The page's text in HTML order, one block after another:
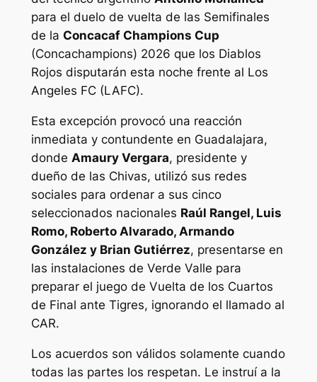
para el duelo de vuelta de las Semifinales
de la Concacaf Champions Cup
(Concachampions) 2026 que los Diablos
Rojos disputarán esta noche frente al Los
Angeles FC (LAFC).
Esta excepción provocó una reacción
inmediata y contundente en Guadalajara,
donde Amaury Vergara, presidente y
dueño de las Chivas, utilizó sus redes
sociales para ordenar a sus cinco
seleccionados nacionales Raúl Rangel, Luis
Romo, Roberto Alvarado, Armando
González y Brian Gutiérrez, presentarse en
las instalaciones de Verde Valle para
preparar el juego de Vuelta de los Cuartos
de Final ante Tigres, ignorando el llamado al
CAR.
Los acuerdos son válidos solamente cuando
todas las partes los respetan. Le instruí a la